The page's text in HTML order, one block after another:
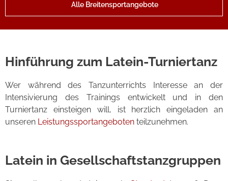
Alle Breitensportangebote
Hinführung zum Latein-Turniertanz
Wer während des Tanzunterrichts Interesse an der
Intensivierung des Trainings entwickelt und in den
Turniertanz einsteigen will, ist herzlich eingeladen an
unseren Leistungssportangeboten teilzunehmen.
Latein in Gesellschaftstanzgruppen